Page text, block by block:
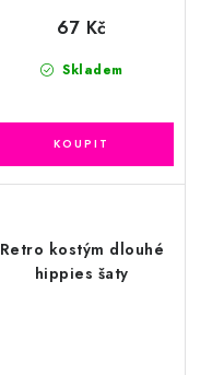
Skladem
67 Kč
Retro kostým dlouhé
hippies šaty